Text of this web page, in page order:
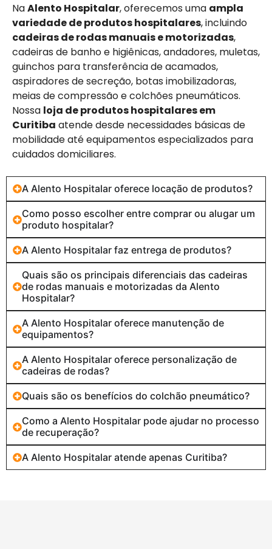
NaAlento Hospitalar, oferecemos uma ampla
variedade de produtos hospitalares, incluindo
cadeiras de rodas manuais e motorizadas,
cadeiras de banho e higiênicas, andadores, muletas,
guinchos para transferência de acamados,
aspiradores de secreção, botas imobilizadoras,
meias de compressão e colchões pneumáticos.
Nossa loja de produtos hospitalares em
Curitiba atende desde necessidades básicas de
mobilidade até equipamentos especializados para
cuidados domiciliares.
A Alento Hospitalar oferece locação de produtos?
Como posso escolher entre comprar ou alugar um
produto hospitalar?
A Alento Hospitalar faz entrega de produtos?
Quais são os principais diferenciais das cadeiras
de rodas manuais e motorizadas da Alento
Hospitalar?
A Alento Hospitalar oferece manutenção de
equipamentos?
A Alento Hospitalar oferece personalização de
cadeiras de rodas?
Quais são os benefícios do colchão pneumático?
Como a Alento Hospitalar pode ajudar no processo
de recuperação?
A Alento Hospitalar atende apenas Curitiba?